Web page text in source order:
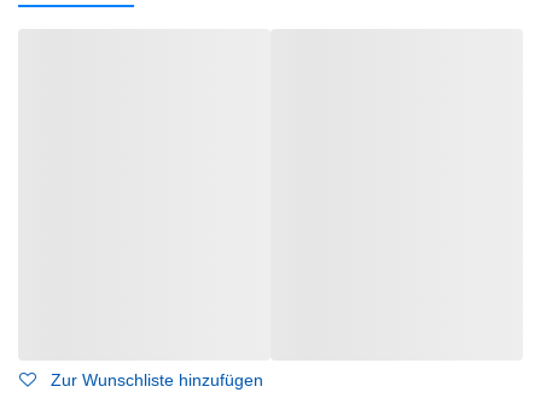
Zur Wunschliste hinzufügen